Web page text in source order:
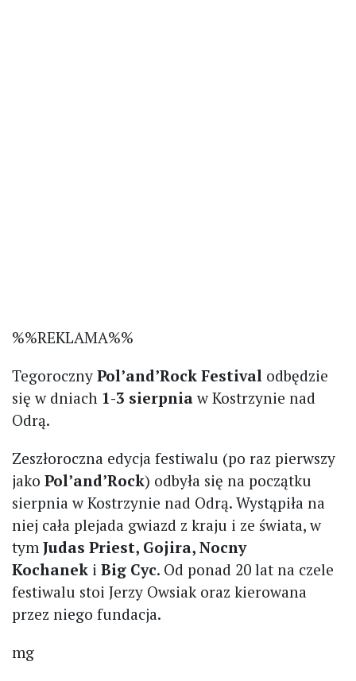
%%REKLAMA%%
Tegoroczny Pol’and’Rock Festival odbędzie
się w dniach 1-3 sierpniaw Kostrzynie nad
Odrą.
Zeszłoroczna edycja festiwalu (po raz pierwszy
jako Pol’and’Rock) odbyła się na początku
sierpnia w Kostrzynie nad Odrą. Wystąpiła na
niej cała plejada gwiazd z kraju i ze świata, w
tym Judas Priest, Gojira, Nocny
Kochanek i Big Cyc. Od ponad 20 lat na czele
festiwalu stoi Jerzy Owsiak oraz kierowana
przez niego fundacja.
mg